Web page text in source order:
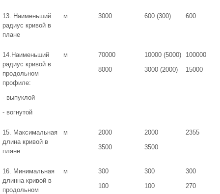
13. Наименьший
радиус кривой в
плане
м 3000 600 (300) 600
14.Наименьший
радиус кривой в
продольном
профиле:
- выпуклой
- вогнутой
м
70000
8000
10000 (5000)
3000 (2000)
100000
15000
15. Максимальная
длина кривой в
плане
м
2000
3500
2000
3500
2355
16. Минимальная
длинна кривой в
продольном
м
300
100
300
100
300
270